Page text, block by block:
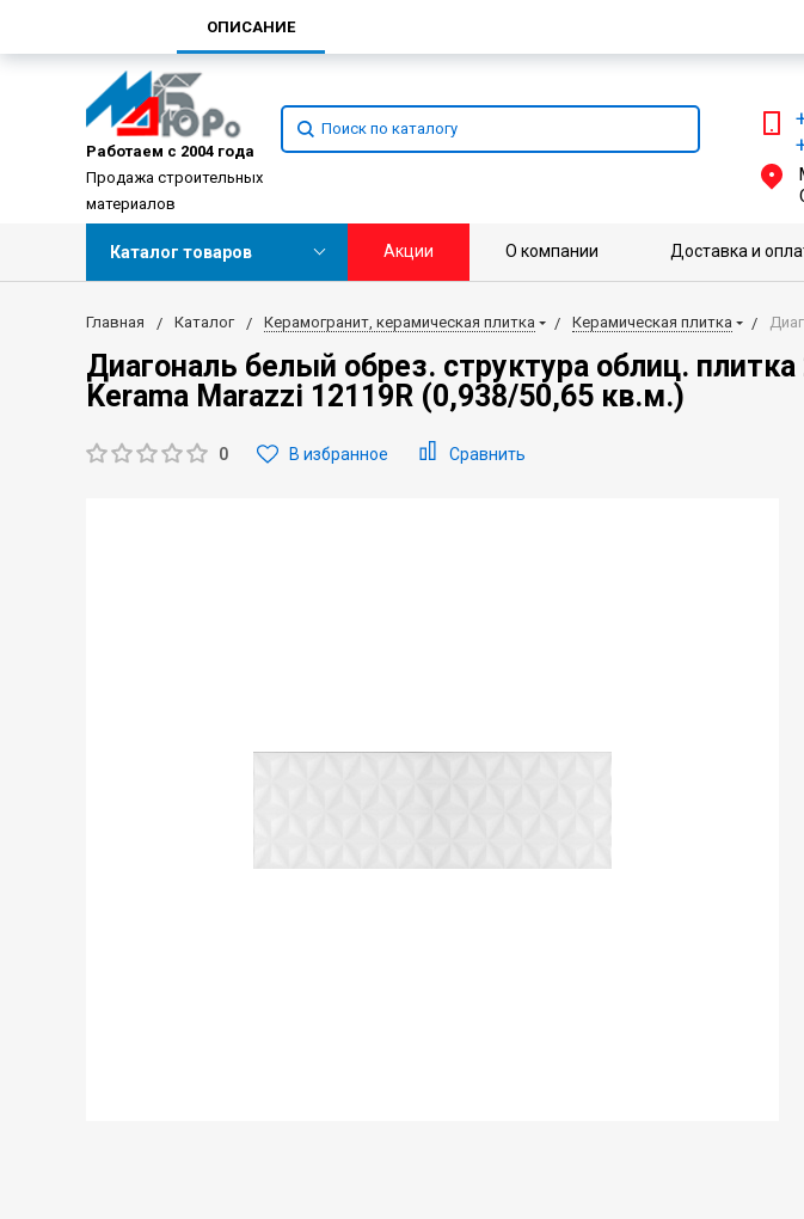
Работаем с 2004 года
Продажа строительных
материалов
Каталог товаров Акции О компании Доставка и
Главная Каталог Керамогранит, керамическая плитка Керамическая плитка
Диагональ белый обрез. структура облиц.
Kerama Marazzi 12119R (0,938/50,65 кв.м.)
0 В избранное Сравнить
ОПИСАНИЕ